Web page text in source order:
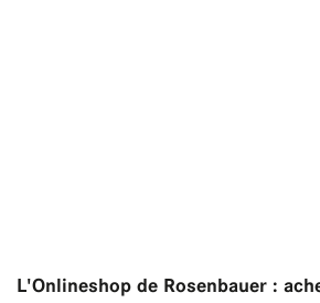
L'Onlineshop de Rosenbauer :